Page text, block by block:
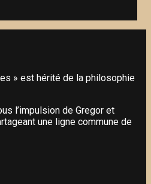
» est hérité de la philosophie
l’impulsion de Gregor et
une ligne commune de